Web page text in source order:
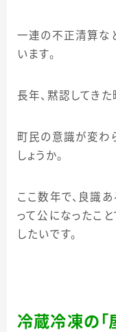
一連の不正清算な
います。
長年、黙認してき
町民の意識が変わ
しょうか。
ここ数年で、良識
って公になったこ
したいです。
冷蔵冷凍の「